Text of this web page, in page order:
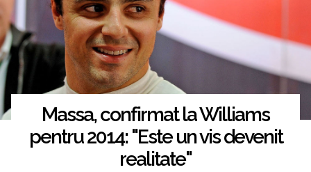
Massa, confirmat la Williams
pentru 2014: "Este un vis devenit
realitate"